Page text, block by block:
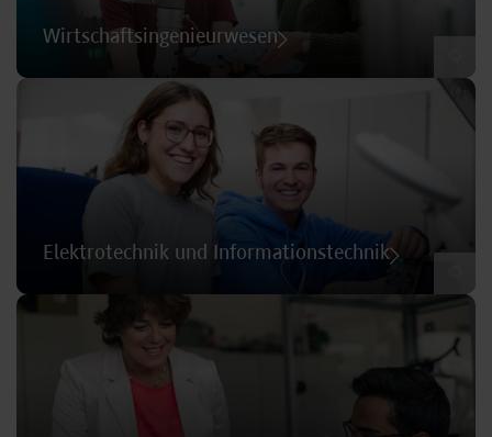
Wirtschaftsingenieurwesen
Elektrotechnik und Informationstechnik